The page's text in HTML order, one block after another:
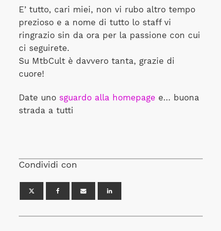
E’ tutto, cari miei, non vi rubo altro tempo
prezioso e a nome di tutto lo staff vi
ringrazio sin da ora per la passione con cui
ci seguirete.
Su MtbCult è davvero tanta, grazie di
cuore!
Date uno sguardo alla homepage e... buona
strada a tutti
Condividi con